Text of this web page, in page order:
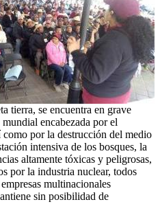
tierra, se encuentra en grave
encabezada por el
por la destrucción del medio
intensiva de los bosques, la
altamente tóxicas y peligrosas,
por la industria nuclear, todos
multinacionales
sin posibilidad de